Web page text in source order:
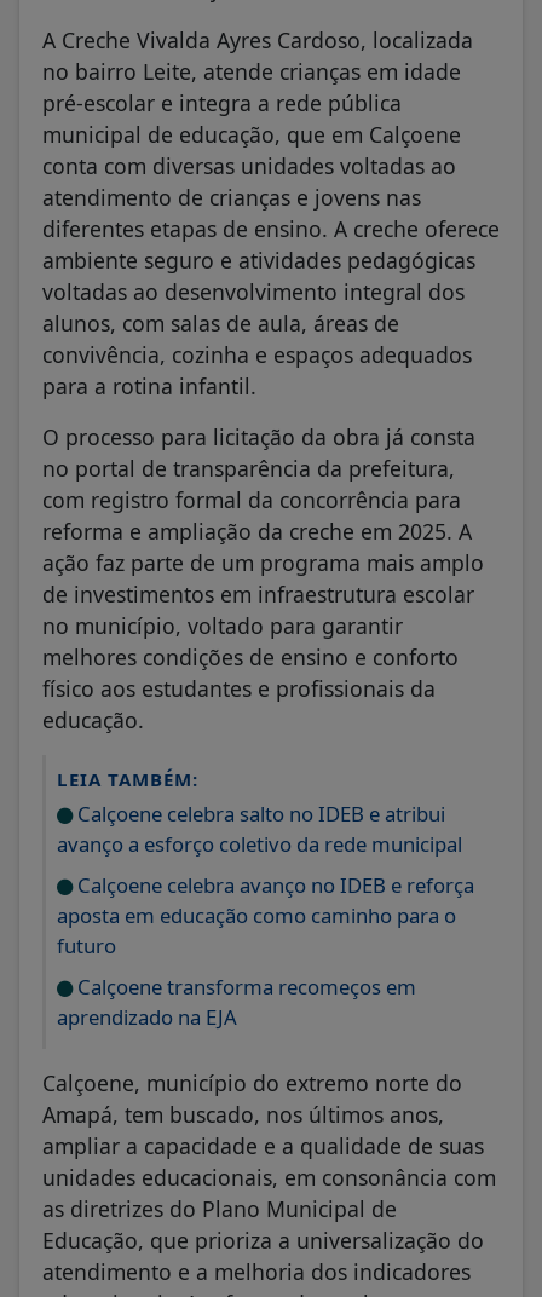
A Creche Vivalda Ayres Cardoso, localizada
no bairro Leite, atende crianças em idade
pré-escolar e integra a rede pública
municipal de educação, que em Calçoene
conta com diversas unidades voltadas ao
atendimento de crianças e jovens nas
diferentes etapas de ensino. A creche oferece
ambiente seguro e atividades pedagógicas
voltadas ao desenvolvimento integral dos
alunos, com salas de aula, áreas de
convivência, cozinha e espaços adequados
para a rotina infantil.
O processo para licitação da obra já consta
no portal de transparência da prefeitura,
com registro formal da concorrência para
reforma e ampliação da creche em 2025. A
ação faz parte de um programa mais amplo
de investimentos em infraestrutura escolar
no município, voltado para garantir
melhores condições de ensino e conforto
físico aos estudantes e profissionais da
educação.
LEIA TAMBÉM:
Calçoene celebra salto no IDEB e atribui
avanço a esforço coletivo da rede municipal
Calçoene celebra avanço no IDEB e reforça
aposta em educação como caminho para o
futuro
Calçoene transforma recomeços em
aprendizado na EJA
Calçoene, município do extremo norte do
Amapá, tem buscado, nos últimos anos,
ampliar a capacidade e a qualidade de suas
unidades educacionais, em consonância com
as diretrizes do Plano Municipal de
Educação, que prioriza a universalização do
atendimento e a melhoria dos indicadores